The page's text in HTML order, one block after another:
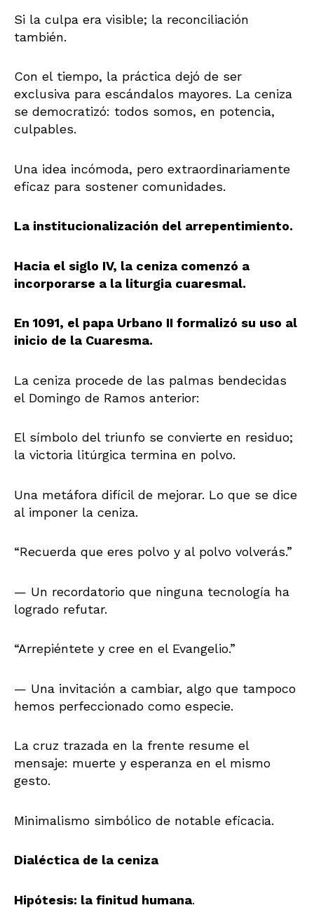
Si la culpa era visible; la reconciliación
también.
Con el tiempo, la práctica dejó de ser
exclusiva para escándalos mayores. La ceniza
se democratizó: todos somos, en potencia,
culpables.
Una idea incómoda, pero extraordinariamente
eficaz para sostener comunidades.
La institucionalización del arrepentimiento.
Hacia el siglo IV, la ceniza comenzó a
incorporarse a la liturgia cuaresmal.
En 1091, el papa Urbano II formalizó su uso al
inicio de la Cuaresma.
La ceniza procede de las palmas bendecidas
el Domingo de Ramos anterior:
El símbolo del triunfo se convierte en residuo;
la victoria litúrgica termina en polvo.
Una metáfora difícil de mejorar. Lo que se dice
al imponer la ceniza.
“Recuerda que eres polvo y al polvo volverás.”
— Un recordatorio que ninguna tecnología ha
logrado refutar.
“Arrepiéntete y cree en el Evangelio.”
— Una invitación a cambiar, algo que tampoco
hemos perfeccionado como especie.
La cruz trazada en la frente resume el
mensaje: muerte y esperanza en el mismo
gesto.
Minimalismo simbólico de notable eficacia.
Dialéctica de la ceniza
Hipótesis: la finitud humana.